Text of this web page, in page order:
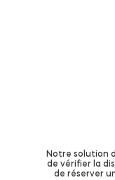
Notre solution
de vérifier la
de réserver